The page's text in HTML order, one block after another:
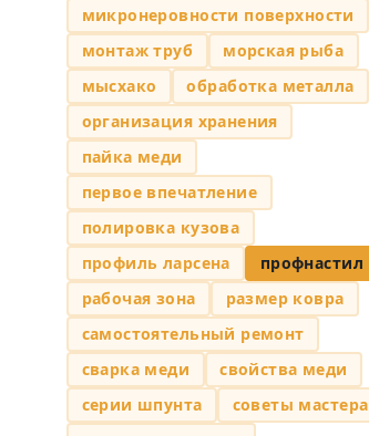
микронеровности поверхности
монтаж труб
морская рыба
мысхако
обработка металла
организация хранения
пайка меди
первое впечатление
полировка кузова
профиль ларсена
профнастил
рабочая зона
размер ковра
самостоятельный ремонт
сварка меди
свойства меди
серии шпунта
советы мастера